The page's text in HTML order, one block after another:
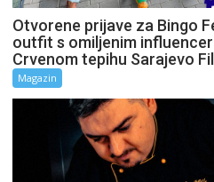
Otvorene prijave za Bingo
outfit s omiljenim
Crvenom tepihu Sarajevo
Magazin